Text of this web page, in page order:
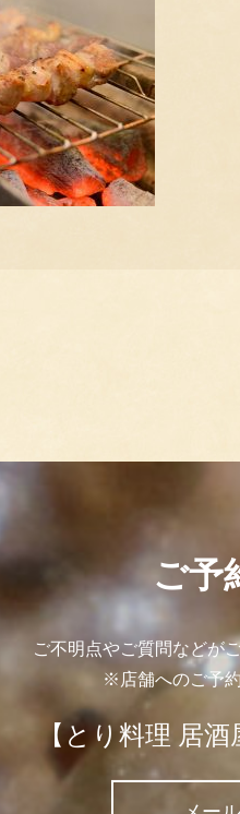
ご予
ご不明点やご質問などが
※店舗へのご予
【とり料理 居